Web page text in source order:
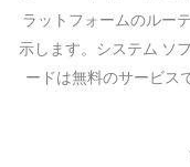
ラットフォームのルー
示します。システム ソ
ードは無料のサービス